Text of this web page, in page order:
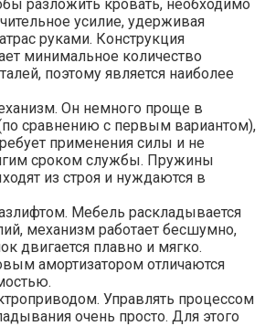
разложить кровать, необходимо
усилие, удерживая
руками. Конструкция
минимальное количество
поэтому является наиболее
Он немного проще в
сравнению с первым вариантом),
применения силы и не
сроком службы. Пружины
из строя и нуждаются в
Мебель раскладывается
механизм работает бесшумно,
двигается плавно и мягко.
амортизатором отличаются
Управлять процессом
очень просто. Для этого